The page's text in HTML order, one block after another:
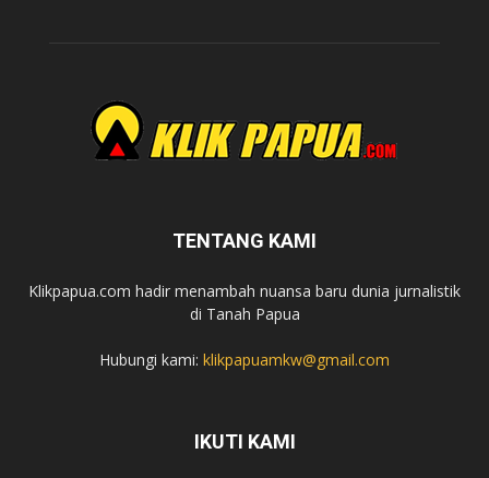
TENTANG KAMI
Klikpapua.com hadir menambah nuansa baru dunia jurnalistik
di Tanah Papua
Hubungi kami: klikpapuamkw@gmail.com
IKUTI KAMI